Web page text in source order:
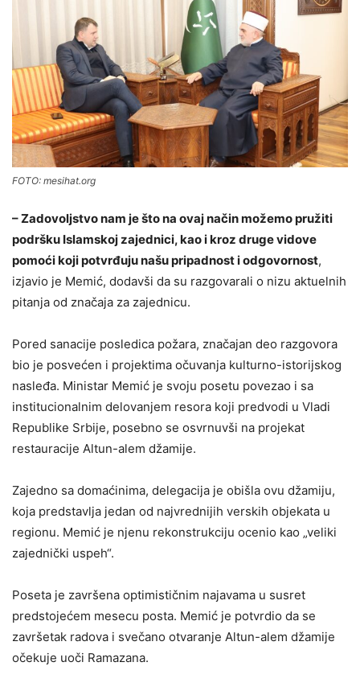
FOTO: mesihat.org
– Zadovoljstvo nam je što na ovaj način možemo pružiti
podršku Islamskoj zajednici, kao i kroz druge vidove
pomoći koji potvrđuju našu pripadnost i odgovornost,
izjavio je Memić, dodavši da su razgovarali o nizu aktuelnih
pitanja od značaja za zajednicu.
Pored sanacije posledica požara, značajan deo razgovora
bio je posvećen i projektima očuvanja kulturno-istorijskog
nasleđa. Ministar Memić je svoju posetu povezao i sa
institucionalnim delovanjem resora koji predvodi u Vladi
Republike Srbije, posebno se osvrnuvši na projekat
restauracije Altun-alem džamije.
Zajedno sa domaćinima, delegacija je obišla ovu džamiju,
koja predstavlja jedan od najvrednijih verskih objekata u
regionu. Memić je njenu rekonstrukciju ocenio kao „veliki
zajednički uspeh“.
Poseta je završena optimističnim najavama u susret
predstojećem mesecu posta. Memić je potvrdio da se
završetak radova i svečano otvaranje Altun-alem džamije
očekuje uoči Ramazana.